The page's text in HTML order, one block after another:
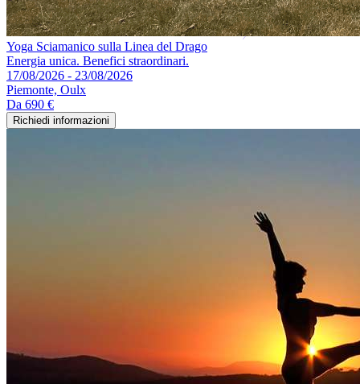
Yoga Sciamanico sulla Linea del Drago
Energia unica. Benefici straordinari.
17/08/2026 - 23/08/2026
Piemonte, Oulx
Da 690 €
Richiedi informazioni